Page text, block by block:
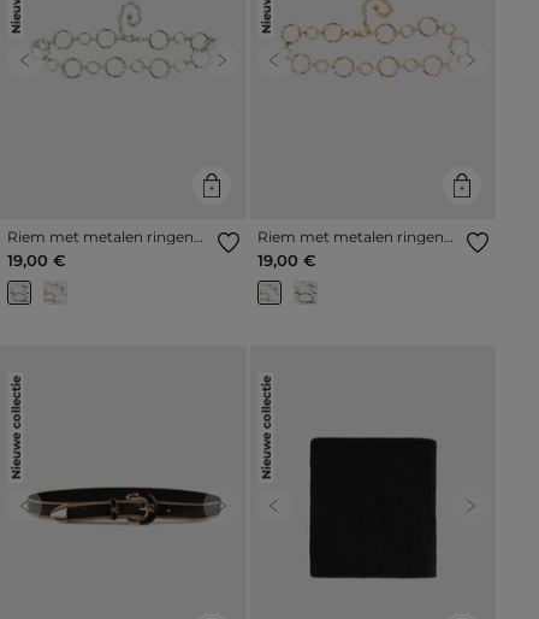
Previous Next
Riem met metalen ringen
couleur argent vrouw
19,00 €
Previous Next
Riem met metalen ringen
goudgeel vrouw
19,00 €
Nieuwe collectie
Previous Next
Nieuwe collectie
Previous Next